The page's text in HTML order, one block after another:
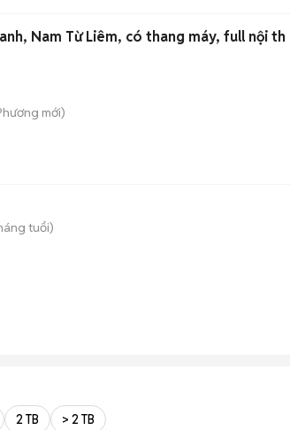
Nam Từ Liêm, có thang máy, full nội th
mới)
tuổi)
2 TB > 2 TB